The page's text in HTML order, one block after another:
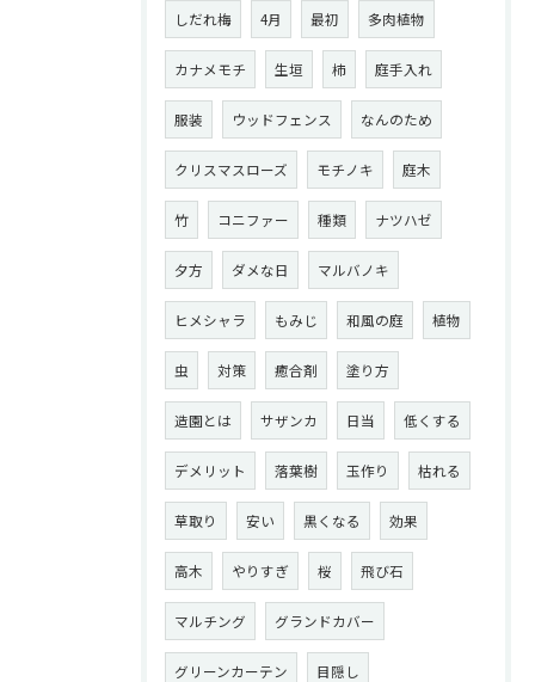
しだれ梅 4月 最初 多肉植物
カナメモチ 生垣 柿 庭手入れ
服装 ウッドフェンス なんのため
クリスマスローズ モチノキ 庭木
竹 コニファー 種類 ナツハゼ
夕方 ダメな日 マルバノキ
ヒメシャラ もみじ 和風の庭 植物
虫 対策 癒合剤 塗り方
造園とは サザンカ 日当 低くする
デメリット 落葉樹 玉作り 枯れる
草取り 安い 黒くなる 効果
高木 やりすぎ 桜 飛び石
マルチング グランドカバー
グリーンカーテン 目隠し